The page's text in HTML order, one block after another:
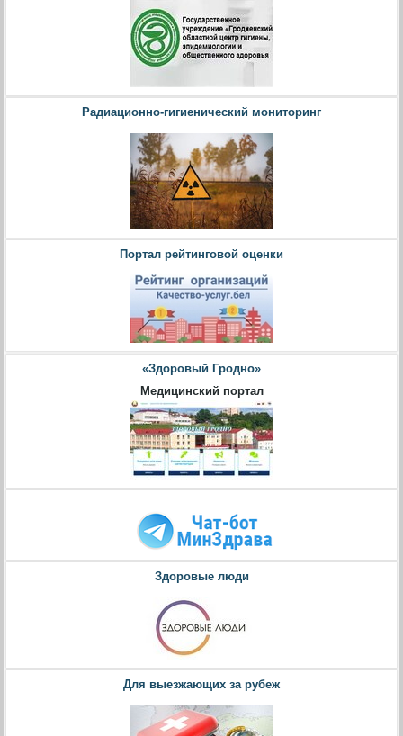
Радиационно-гигиенический мониторинг
Портал рейтинговой оценки
«Здоровый Гродно»
Медицинский портал
Здоровые люди
Для выезжающих за рубеж